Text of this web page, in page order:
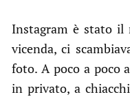
Instagram è stato il
vicenda, ci
foto. A poco a poco
in privato, a